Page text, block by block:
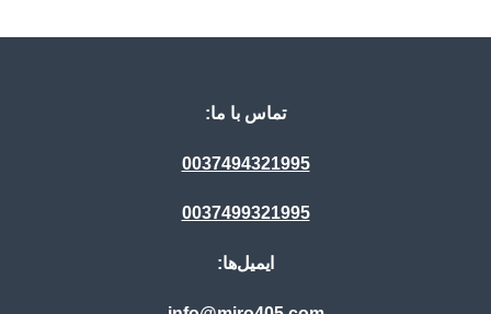
تماس با ما:
0037494321995
0037499321995
ایمیل‌ها: